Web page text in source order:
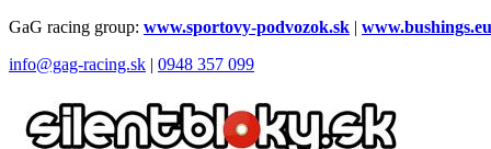
GaG racing group: www.sportovy-podvozok.sk | www.bushings.eu
info@gag-racing.sk | 0948 357 099